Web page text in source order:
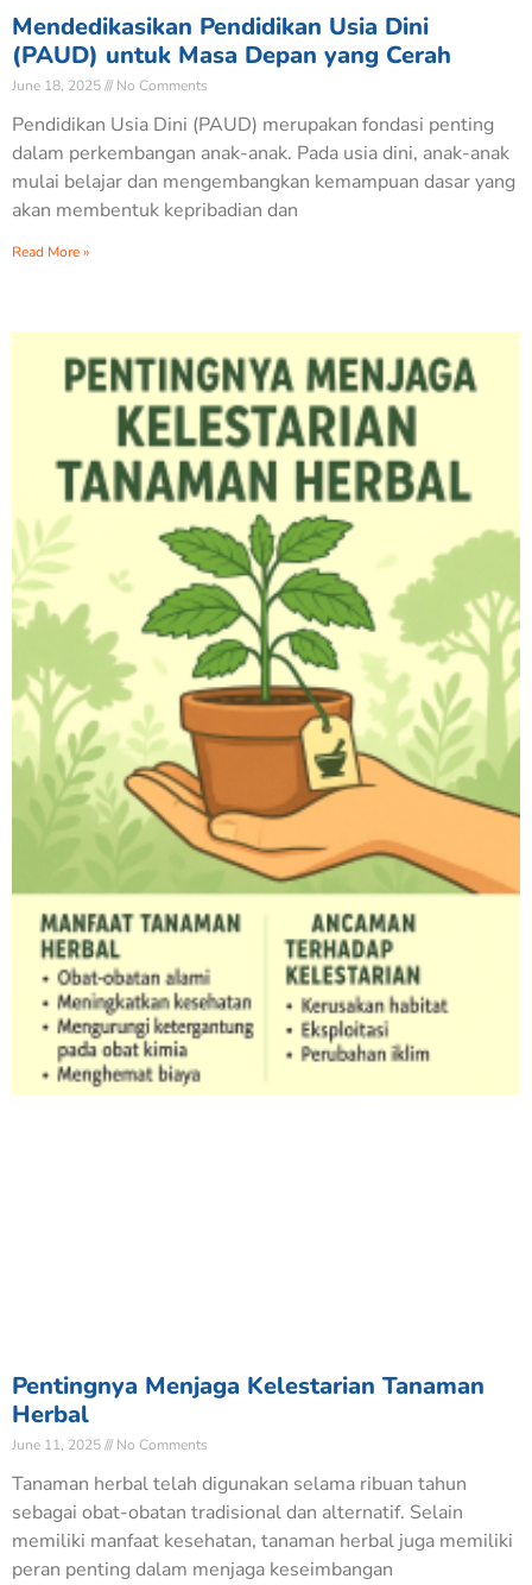
Mendedikasikan Pendidikan Usia Dini
(PAUD) untuk Masa Depan yang Cerah
June 18, 2025 No Comments
Pendidikan Usia Dini (PAUD) merupakan fondasi penting
dalam perkembangan anak-anak. Pada usia dini, anak-anak
mulai belajar dan mengembangkan kemampuan dasar yang
akan membentuk kepribadian dan
Read More »
Pentingnya Menjaga Kelestarian Tanaman
Herbal
June 11, 2025 No Comments
Tanaman herbal telah digunakan selama ribuan tahun
sebagai obat-obatan tradisional dan alternatif. Selain
memiliki manfaat kesehatan, tanaman herbal juga memiliki
peran penting dalam menjaga keseimbangan